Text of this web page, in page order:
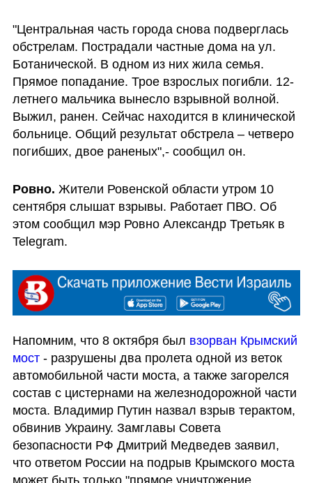
"Центральная часть города снова подверглась
обстрелам. Пострадали частные дома на ул.
Ботанической. В одном из них жила семья.
Прямое попадание. Трое взрослых погибли. 12-
летнего мальчика вынесло взрывной волной.
Выжил, ранен. Сейчас находится в клинической
больнице. Общий результат обстрела – четверо
погибших, двое раненых",- сообщил он.
Ровно. Жители Ровенской области утром 10
сентября слышат взрывы. Работает ПВО. Об
этом сообщил мэр Ровно Александр Третьяк в
Telegram.
Напомним, что 8 октября был взорван Крымский
мост - разрушены два пролета одной из веток
автомобильной части моста, а также загорелся
состав с цистернами на железнодорожной части
моста. Владимир Путин назвал взрыв терактом,
обвинив Украину. Замглавы Совета
безопасности РФ Дмитрий Медведев заявил,
что ответом России на подрыв Крымского моста
может быть только "прямое уничтожение